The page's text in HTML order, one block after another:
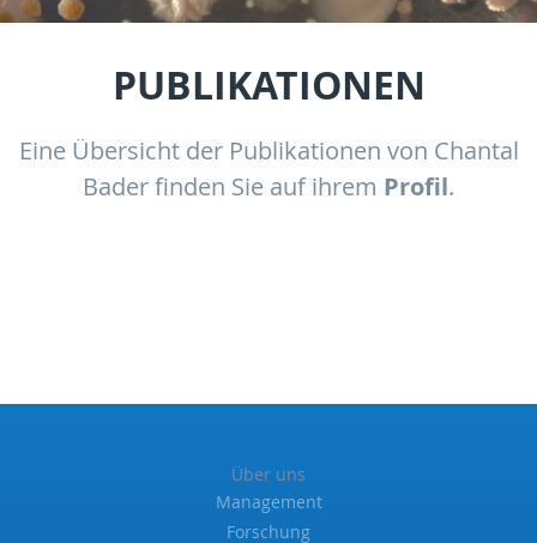
PUBLIKATIONEN
Eine Übersicht der Publikationen von Chantal
Bader finden Sie auf ihrem Profil.
Über uns
Management
Forschung